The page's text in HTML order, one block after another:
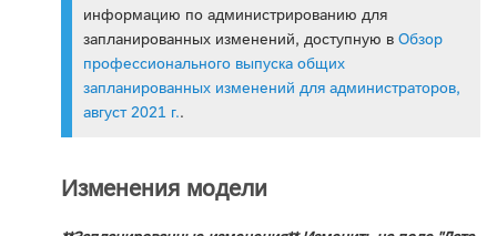
информацию по администрированию для
запланированных изменений, доступную вОбзор
профессионального выпуска общих
запланированных изменений для администраторов,
август 2021 г..
Изменения модели